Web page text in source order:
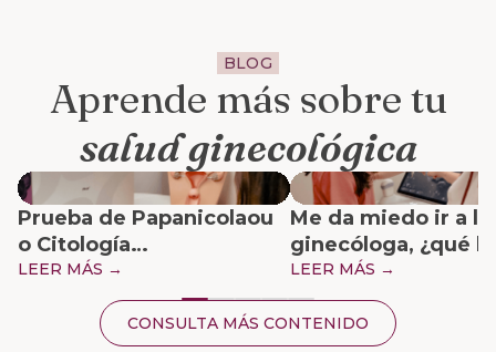
BLOG
Aprende más sobre tu
salud ginecológica
Prueba de Papanicolaou
o Citología
Cervicovaginal
LEER MÁS →
Me da miedo ir a la
ginecóloga, ¿qué
LEER MÁS →
CONSULTA MÁS CONTENIDO